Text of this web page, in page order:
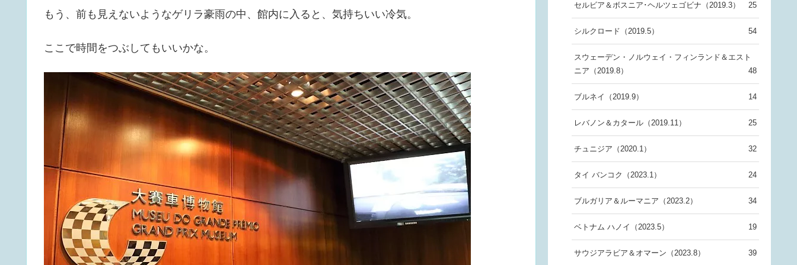
もう、前も見えないようなゲリラ豪雨の中、館内に入ると、気持ちいい冷気。
ここで時間をつぶしてもいいかな。
セルビア＆ボスニア･ヘルツェゴビナ（2019.3） 25
シルクロード（2019.5） 54
スウェーデン・ノルウェイ・フィンランド＆エスト
ニア（2019.8）
48
ブルネイ（2019.9） 14
レバノン＆カタール（2019.11） 25
チュニジア（2020.1） 32
タイ バンコク（2023.1） 24
ブルガリア＆ルーマニア（2023.2） 34
ベトナム ハノイ（2023.5） 19
サウジアラビア＆オマーン（2023.8） 39